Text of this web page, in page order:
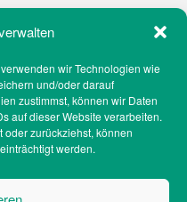
wir Technologien wie
und/oder darauf
zustimmst, können wir Daten
auf dieser Website verarbeiten.
zurückziehst, können
werden.